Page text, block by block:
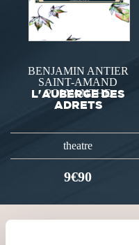
BENJAMIN ANTIER
SAINT-AMAND
POLYANTHE
L'AUBERGE DES
ADRETS
theatre
9€90